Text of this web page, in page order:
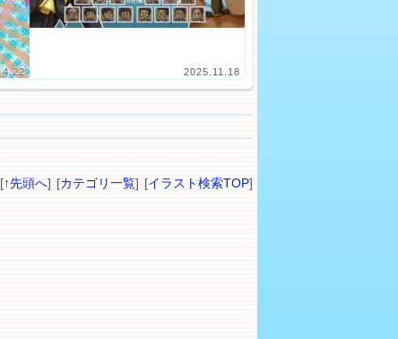
4.22 2025.11.18
↑先頭へ] [カテゴリ一覧] [イラスト検索TOP]